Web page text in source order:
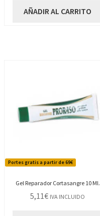
AÑADIR AL CARRITO
Portes gratis a partir de 69€
Gel Reparador Cortasangre 10 Ml.
5,11€ IVA INCLUIDO